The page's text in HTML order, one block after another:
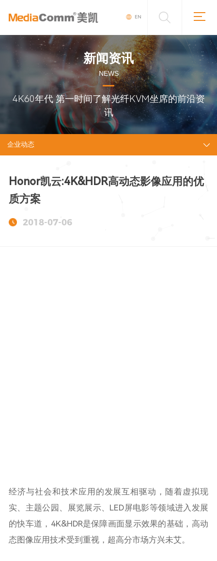
EN
新闻资讯
NEWS
4K60年代 第一时间了解光纤KVM坐席的前沿资
讯
企业动态
Honor凯云:4K&HDR高动态影像应用的优
质方案
2018-07-06
经济与社会和技术应用的发展互相驱动，随着虚拟现
实、主题公园、展览展示、LED屏电影等领域进入发展
的快车道，4K&HDR是保障画面显示效果的基础，高动
态图像应用技术受到重视，超高分市场方兴未艾。